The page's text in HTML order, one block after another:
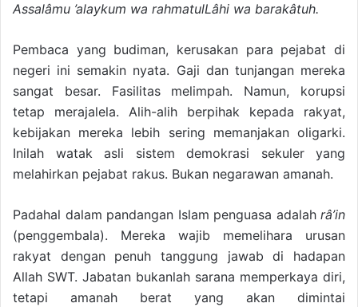
Assalâmu ’alaykum wa rahmatulLâhi wa barakâtuh.
Pembaca yang budiman, kerusakan para pejabat di
negeri ini semakin nyata. Gaji dan tunjangan mereka
sangat besar. Fasilitas melimpah. Namun, korupsi
tetap merajalela. Alih-alih berpihak kepada rakyat,
kebijakan mereka lebih sering memanjakan oligarki.
Inilah watak asli sistem demokrasi sekuler yang
melahirkan pejabat rakus. Bukan negarawan amanah.
Padahal dalam pandangan Islam penguasa adalah râ’in
(penggembala). Mereka wajib memelihara urusan
rakyat dengan penuh tanggung jawab di hadapan
Allah SWT. Jabatan bukanlah sarana memperkaya diri,
tetapi amanah berat yang akan dimintai